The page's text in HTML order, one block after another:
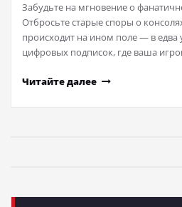
Забудьте на мгновение о
Отбросьте старые споры о
происходит на ином поле — в
цифровых подписок, где ваша
Читайте далее